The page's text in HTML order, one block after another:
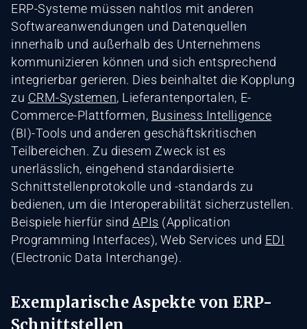
ERP-Systeme müssen nahtlos mit anderen
Softwareanwendungen und Datenquellen
innerhalb und außerhalb des Unternehmens
kommunizieren können und sich entsprechend
integrierbar gerieren. Dies beinhaltet die Kopplung
zu CRM-Systemen, Lieferantenportalen, E-
Commerce-Plattformen, Business Intelligence
(BI)-Tools und anderen geschäftskritischen
Teilbereichen. Zu diesem Zweck ist es
unerlässlich, eingehend standardisierte
Schnittstellenprotokolle und -standards zu
bedienen, um die Interoperabilität sicherzustellen.
Beispiele hierfür sindAPIs (Application
Programming Interfaces), Web Services und EDI
(Electronic Data Interchange).
Exemplarische Aspekte von ERP-
Schnittstellen